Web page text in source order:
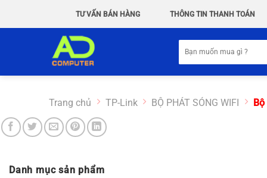
TƯ VẤN BÁN HÀNG THÔNG TIN THANH TOÁN
kiếm:
Trang chủ TP-Link BỘ PHÁT SÓNG WIFI
Danh mục sản phẩm